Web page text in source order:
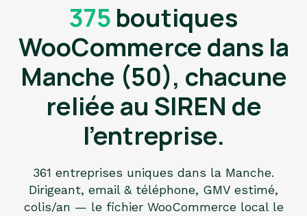
375 boutiques
WooCommerce dans la
Manche (50), chacune
reliée au SIREN de
l'entreprise.
361 entreprises uniques dans la Manche.
Dirigeant, email & téléphone, GMV estimé,
colis/an — le fichier WooCommerce local le